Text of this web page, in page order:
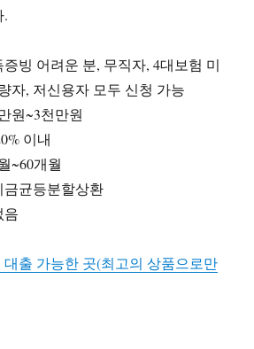
.
빙 어려운 분, 무직자, 4대보험 미
자, 저신용자 모두 신청 가능
원~3천만원
이내
~60개월
금균등분할상환
음
대출 가능한 곳(최고의 상품으로만